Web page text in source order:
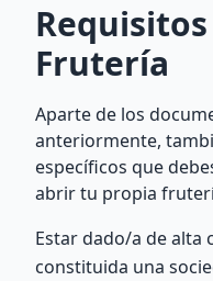
Frutería
Aparte de los
anteriormente,
específicos que
abrir tu propia
Estar dado/a de
constituida una